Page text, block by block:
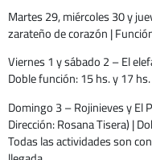
Martes 29, miércoles 30 y
zarateño de corazón |
Viernes 1 y sábado 2 – El
Doble función: 15 hs. y 17 hs.
Domingo 3 – Rojinieves y El
Dirección: Rosana Tisera) |
Todas las actividades son